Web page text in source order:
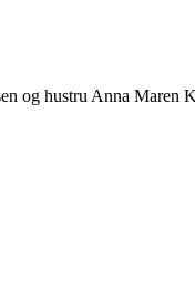
og hustru Anna